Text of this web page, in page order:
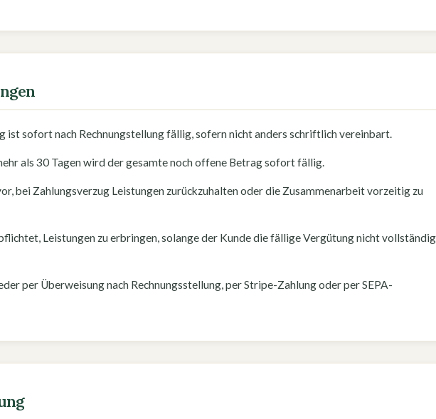
ist sofort nach Rechnungstellung fällig, sofern nicht anders schriftlich vereinbart.
als 30 Tagen wird der gesamte noch offene Betrag sofort fällig.
bei Zahlungsverzug Leistungen zurückzuhalten oder die Zusammenarbeit vorzeitig zu
Leistungen zu erbringen, solange der Kunde die fällige Vergütung nicht vollständig
per Überweisung nach Rechnungsstellung, per Stripe-Zahlung oder per SEPA-